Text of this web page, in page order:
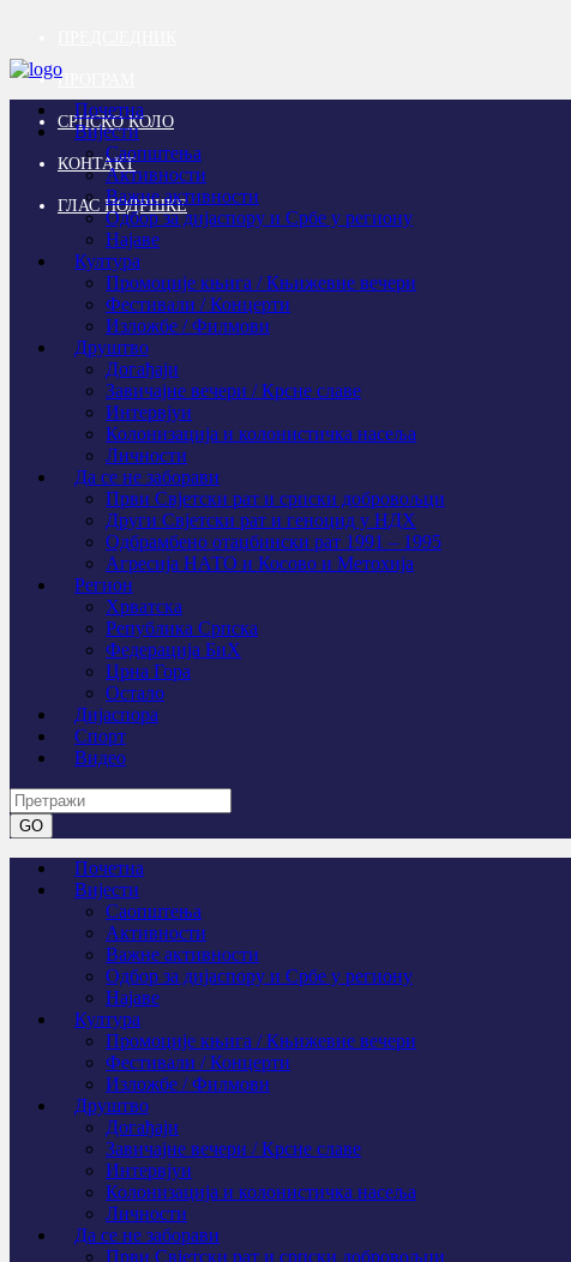
ПРОГРАМ
СРПСКО КОЛО
КОНТАКТ
ГЛАС ПОДРШКЕ
Почетна
Вијести
Саопштења
Активности
Важне активности
Одбор за дијаспору и Србе у региону
Најаве
Култура
Промоције књига / Књижевне вечери
Фестивали / Концерти
Изложбе / Филмови
Друштво
Догађаји
Завичајне вечери / Крсне славе
Интервјуи
Колонизација и колонистичка насеља
Личности
Да се не заборави
Први Свјeтски рат и српски добровољци
Други Свјетски рат и геноцид у НДХ
Одбрамбено отаџбински рат 1991 – 1995
Агресија НАТО и Косово и Метохија
Регион
Хрватска
Република Српска
Федерација БиХ
Црна Гора
Остало
Дијаспора
Спорт
Видео
Почетна
Вијести
Саопштења
Активности
Важне активности
Одбор за дијаспору и Србе у региону
Најаве
Култура
Промоције књига / Књижевне вечери
Фестивали / Концерти
Изложбе / Филмови
Друштво
Догађаји
Завичајне вечери / Крсне славе
Интервјуи
Колонизација и колонистичка насеља
Личности
Да се не заборави
Први Свјeтски рат и српски добровољци